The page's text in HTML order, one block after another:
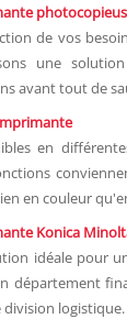
de vos
une
avant tout de
en
en couleur
Konica
idéale pour
département
division logistique.